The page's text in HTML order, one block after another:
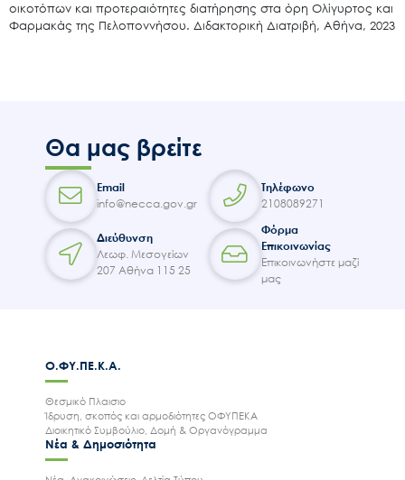
οικοτόπων και προτεραιότητες διατήρησης στα όρη Ολίγυρτος και
Φαρμακάς της Πελοποννήσου. Διδακτορική Διατριβή, Αθήνα, 2023
Θα μας βρείτε
Email
info@necca.gov.gr
Τηλέφωνο
2108089271
Διεύθυνση
Λεωφ. Μεσογείων
207 Αθήνα 115 25
Φόρμα
Επικοινωνίας
Επικοινωνήστε μαζί
μας
Ο.ΦΥ.ΠΕ.Κ.Α.
Θεσμικό Πλαισιο
Ίδρυση, σκοπός και αρμοδιότητες ΟΦΥΠΕΚΑ
Διοικητικό Συμβούλιο, Δομή & Οργανόγραμμα
Νέα & Δημοσιότητα